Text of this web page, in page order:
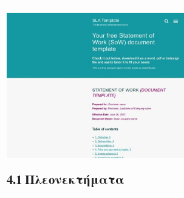
4.1 Πλεονεκτήματα